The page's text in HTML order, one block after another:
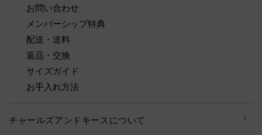
お問い合わせ
メンバーシップ特典
配送・送料
返品・交換
サイズガイド
お手入れ方法
チャールズアンドキースについて